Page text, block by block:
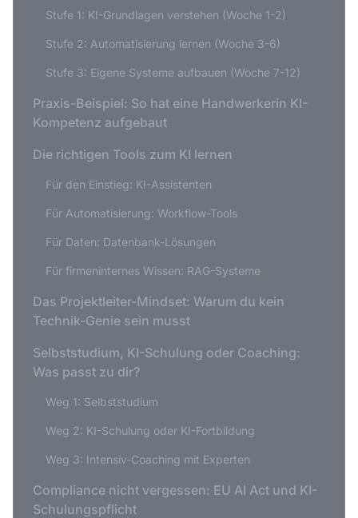
Stufe 1: KI-Grundlagen verstehen (Woche 1-2)
Stufe 2: Automatisierung lernen (Woche 3-6)
Stufe 3: Eigene Systeme aufbauen (Woche 7-12)
Praxis-Beispiel: So hat eine Handwerkerin KI-
Kompetenz aufgebaut
Die richtigen Tools zum KI lernen
Für den Einstieg: KI-Assistenten
Für Automatisierung: Workflow-Tools
Für Daten: Datenbank-Lösungen
Für firmeninternes Wissen: RAG-Systeme
Das Projektleiter-Mindset: Warum du kein
Technik-Genie sein musst
Selbststudium, KI-Schulung oder Coaching:
Was passt zu dir?
Weg 1: Selbststudium
Weg 2: KI-Schulung oder KI-Fortbildung
Weg 3: Intensiv-Coaching mit Experten
Compliance nicht vergessen: EU AI Act und KI-
Schulungspflicht